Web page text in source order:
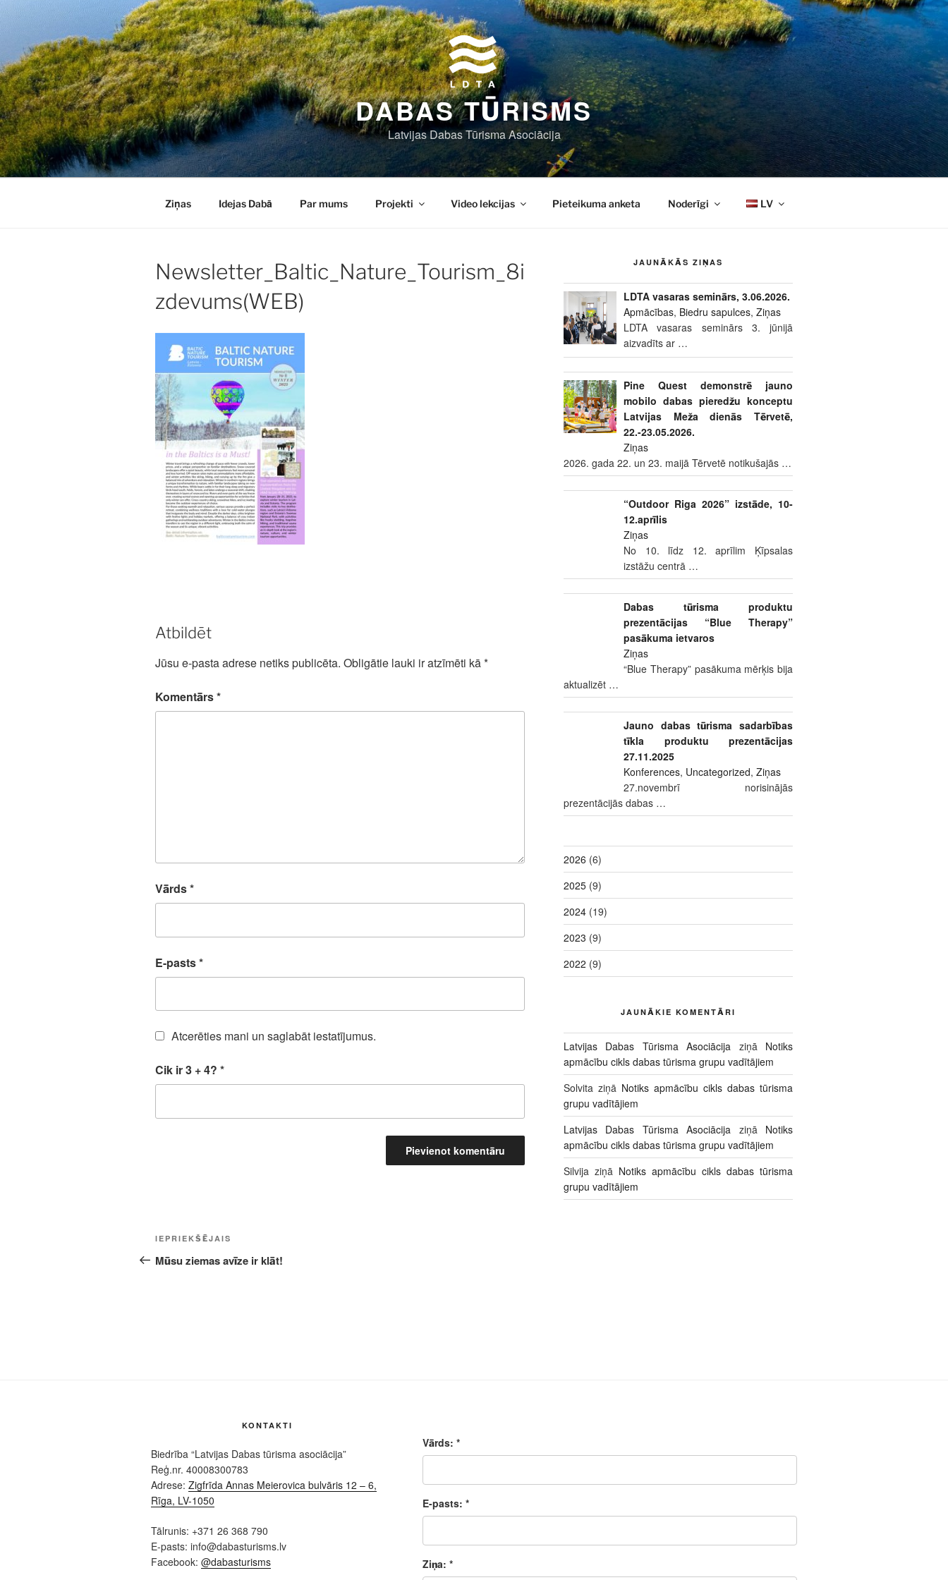
Doties
DABAS TŪRISMS
Latvijas Dabas Tūrisma Asociācija
Ziņas Idejas Dabā Par mums Projekti Video lekcijas Pieteikuma anketa Noderīgi LV
Newsletter_Baltic_Nature_Tourism_8i
zdevums(WEB)
Atbildēt
Jūsu e-pasta adrese netiks publicēta. Obligātie lauki ir atzīmēti kā*
Komentārs*
Vārds*
E-pasts*
Atcerēties mani un saglabāt iestatījumus.
Cik ir 3 + 4? *
Ziņu
izvēlne
Iepriekšējā
ziņa:
IEPRIEKŠĒJAIS
Mūsu ziemas avīze ir klāt!
JAUNĀKĀS ZIŅAS
LDTA vasaras seminārs, 3.06.2026.
Apmācības, Biedru sapulces,Ziņas
LDTA vasaras seminārs 3. jūnijā
aizvadīts ar …
Pine Quest demonstrē jauno
mobilo dabas pieredžu konceptu
Latvijas Meža dienās Tērvetē,
22.-23.05.2026.
Ziņas
2026. gada 22. un 23. maijā Tērvetē notikušajās …
“Outdoor Riga 2026” izstāde, 10-
12.aprīlis
Ziņas
No 10. līdz 12. aprīlim Ķīpsalas
izstāžu centrā …
Dabas tūrisma produktu
prezentācijas “Blue Therapy”
pasākuma ietvaros
Ziņas
“Blue Therapy” pasākuma mērķis bija
aktualizēt …
Jauno dabas tūrisma sadarbības
tīkla produktu prezentācijas
27.11.2025
Konferences, Uncategorized,Ziņas
27.novembrī norisinājās
prezentācijās dabas …
2026 (6)
2025(9)
2024(19)
2023 (9)
2022 (9)
JAUNĀKIE KOMENTĀRI
Latvijas Dabas Tūrisma Asociācija ziņā Notiks
apmācību cikls dabas tūrisma grupu vadītājiem
Solvita ziņā Notiks apmācību cikls dabas tūrisma
grupu vadītājiem
Latvijas Dabas Tūrisma Asociācija ziņā Notiks
apmācību cikls dabas tūrisma grupu vadītājiem
Silvija ziņā Notiks apmācību cikls dabas tūrisma
grupu vadītājiem
KONTAKTI
Biedrība “Latvijas Dabas tūrisma asociācija”
Reģ.nr. 40008300783
Adrese: Zigfrīda Annas Meierovica bulvāris 12 – 6,
Rīga, LV-1050
Tālrunis: +371 26 368 790
E-pasts: info@dabasturisms.lv
Facebook: @dabasturisms
Vārds: *
E-pasts: *
Ziņa: *